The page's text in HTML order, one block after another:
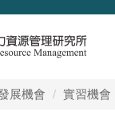
展機會 實習機會